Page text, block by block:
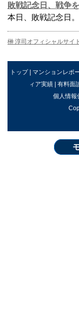
敗戦記念日、戦争
本日、敗戦記念日
榊 淳司オフィシャルサイト
トップ| マンションレポ
ィア実績| 有料面
個人情報